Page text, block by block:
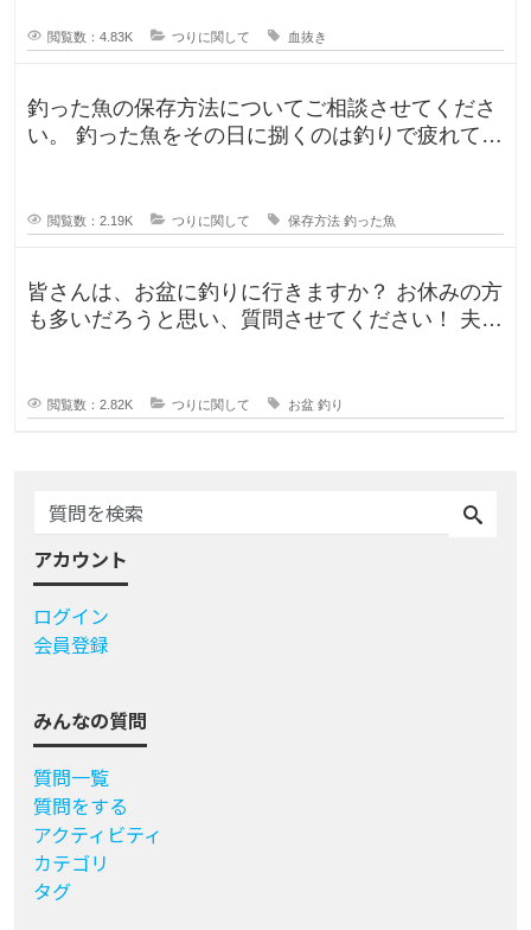
閲覧数：4.83K つりに関して 血抜き
釣った魚の保存方法についてご相談させてくださ
い。 釣った魚をその日に捌くのは釣りで疲れてい
閲覧数：2.19K つりに関して 保存方法 釣った魚
皆さんは、お盆に釣りに行きますか？ お休みの方
も多いだろうと思い、質問させてください！ 夫曰
閲覧数：2.82K つりに関して お盆 釣り
アカウント
ログイン
会員登録
みんなの質問
質問一覧
質問をする
アクティビティ
カテゴリ
タグ